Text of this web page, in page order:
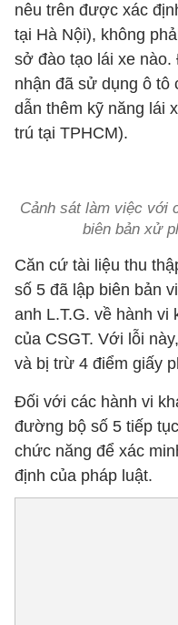
nêu trên được xác
tại Hà Nội), không
sở đào tạo lái xe
nhận đã sử dụng ô
dẫn thêm kỹ năng lái
trú tại TPHCM).
Cảnh sát làm việc với
biên bản xử
Căn cứ tài liệu thu
số 5 đã lập biên bản
anh L.T.G. về hành vi
của CSGT. Với lỗi
và bị trừ 4 điểm giấy
Đối với các hành vi
đường bộ số 5 tiếp
chức năng để xác
định của pháp luật.